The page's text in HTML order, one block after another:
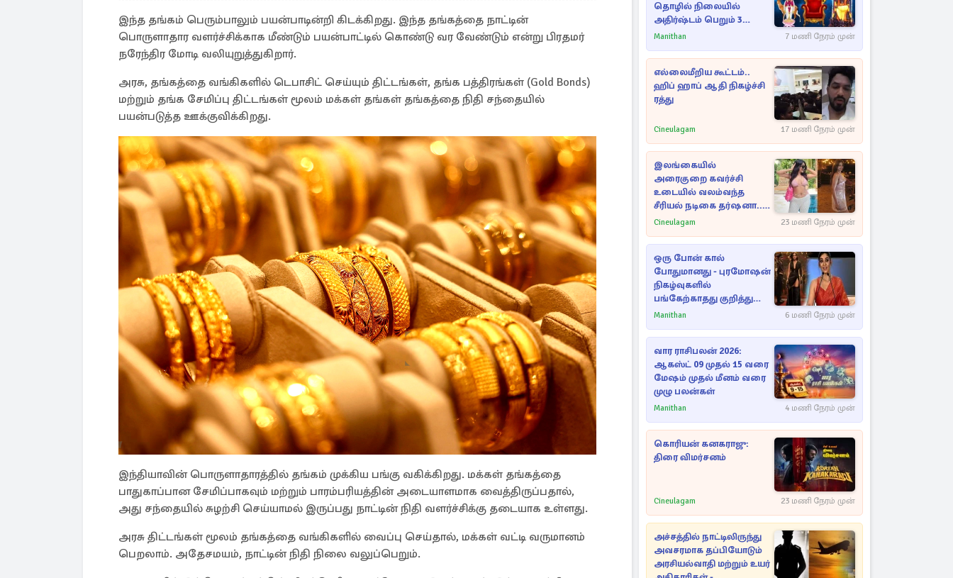
இந்த தங்கம் பெரும்பாலும் பயன்பாடின்றி கிடக்கிறது. இந்த தங்கத்தை நாட்டின்
பொருளாதார வளர்ச்சிக்காக மீண்டும் பயன்பாட்டில் கொண்டு வர வேண்டும் என்று பிரதமர்
நரேந்திர மோடி வலியுறுத்துகிறார்.
அரசு, தங்கத்தை வங்கிகளில் டெபாசிட் செய்யும் திட்டங்கள், தங்க பத்திரங்கள் (Gold Bonds)
மற்றும் தங்க சேமிப்பு திட்டங்கள் மூலம் மக்கள் தங்கள் தங்கத்தை நிதி சந்தையில்
பயன்படுத்த ஊக்குவிக்கிறது.
இந்தியாவின் பொருளாதாரத்தில் தங்கம் முக்கிய பங்கு வகிக்கிறது. மக்கள் தங்கத்தை
பாதுகாப்பான சேமிப்பாகவும் மற்றும் பாரம்பரியத்தின் அடையாளமாக வைத்திருப்பதால்,
அது சந்தையில் சுழற்சி செய்யாமல் இருப்பது நாட்டின் நிதி வளர்ச்சிக்கு தடையாக உள்ளது.
அரசு திட்டங்கள் மூலம் தங்கத்தை வங்கிகளில் வைப்பு செய்தால், மக்கள் வட்டி வருமானம்
பெறலாம். அதேசமயம், நாட்டின் நிதி நிலை வலுப்பெறும்.
தொழில் நிலையில்
அதிர்ஷ்டம் பெறும் 3
ராசிகள்!
Manithan 7 மணி நேரம் முன்
எல்லைமீறிய கூட்டம்..
ஹிப் ஹாப் ஆதி நிகழ்ச்சி
ரத்து
Cineulagam 17 மணி நேரம் முன்
இலங்கையில்
அரைகுறை கவர்ச்சி
உடையில் வலம்வந்த
சீரியல் நடிகை தர்ஷனா...
அவரே வெளியிட்ட
Cineulagam 23 மணி நேரம் முன்
ஒரு போன் கால்
போதுமானது - புரமோஷன்
நிகழ்வுகளில்
பங்கேற்காதது குறித்து
நயன்தாரா ஓபன் டாக்!
Manithan 6 மணி நேரம் முன்
வார ராசிபலன் 2026:
ஆகஸ்ட் 09 முதல் 15 வரை
மேஷம் முதல் மீனம் வரை
முழு பலன்கள்
Manithan 4 மணி நேரம் முன்
கொரியன் கனகராஜு:
திரை விமர்சனம்
Cineulagam 23 மணி நேரம் முன்
அச்சத்தில் நாட்டிலிருந்து
அவசரமாக தப்பியோடும்
அரசியல்வாதி மற்றும் உயர்